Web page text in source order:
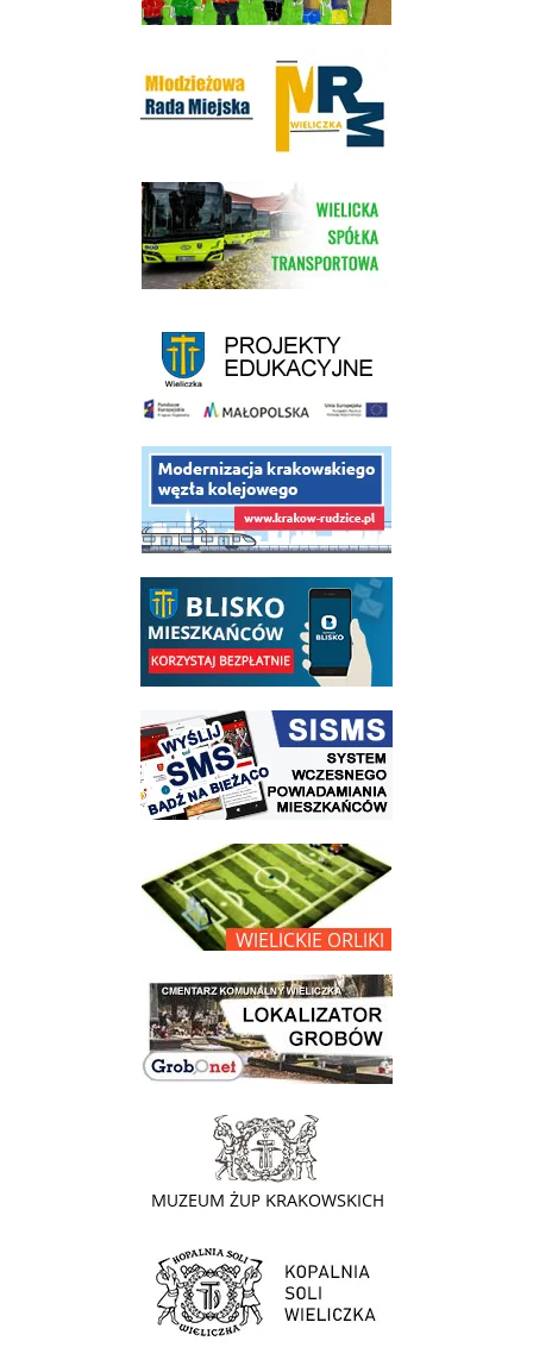
link do strony Wielickiej Spółki Transportowej
link do opisu projektu budowy linii kolejowej Krakow Rudzice
link do opisu aplikacji - BLISKO, Gmina Wieliczka w aplikacji Blisko
link do strony systemu wczesnego ostrzegania mieszkańców SISMS
link do opisu projektu Wielickie Orliki
link do lokalizatora grobów na wielickim cmentarzu - grobnet
link do strony - Muzeum Żup Krakowskich Wieliczka
link do strony Kopalni Soli Wieliczka